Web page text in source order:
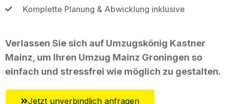
Komplette Planung & Abwicklung inklusive
Verlassen Sie sich auf Umzugskönig Kastner
Mainz, um Ihren Umzug Mainz Groningen so
einfach und stressfrei wie möglich zu gestalten.
Jetzt unverbindlich anfragen